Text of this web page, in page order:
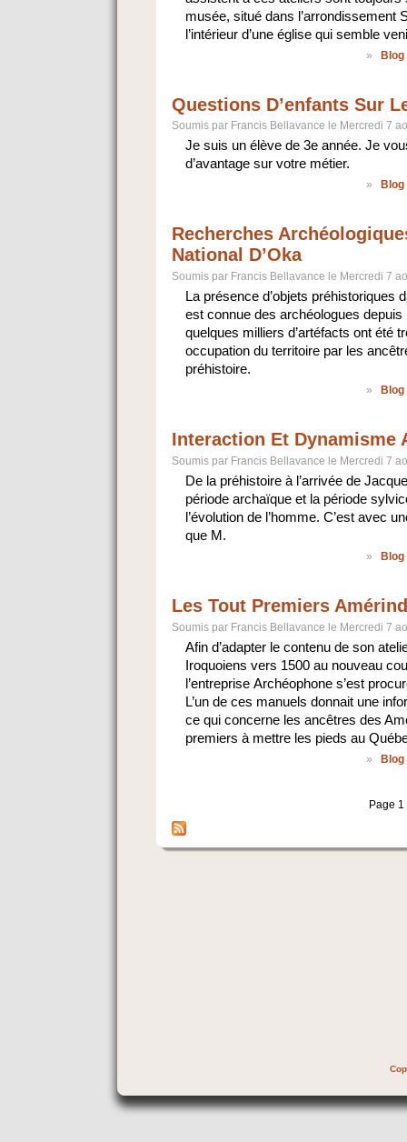
musée, situé dans l’arrondissement
l’intérieur d’une église qui semble
» Blog
Questions D’enfants Sur
Soumis par Francis Bellavance le Mercredi 7
Je suis un élève de 3e année. Je
d’avantage sur votre métier.
»
Recherches
National D’Oka
Soumis par Francis Bellavance le Mercredi 7
La présence d’objets préhistoriques
est connue des archéologues
quelques milliers d’artéfacts ont été
occupation du territoire par les
préhistoire.
»
Interaction Et Dynamisme
Soumis par Francis Bellavance le Mercredi 7
De la préhistoire à l’arrivée de
période archaïque et la période
l’évolution de l’homme. C’est avec
que M.
»
Les Tout Premiers
Soumis par Francis Bellavance le Mercredi 7
Afin d’adapter le contenu de son
Iroquoiens vers 1500 au nouveau
l’entreprise Archéophone s’est
L’un de ces manuels donnait une
ce qui concerne les ancêtres des
premiers à mettre les pieds au
» Blog
Page 1